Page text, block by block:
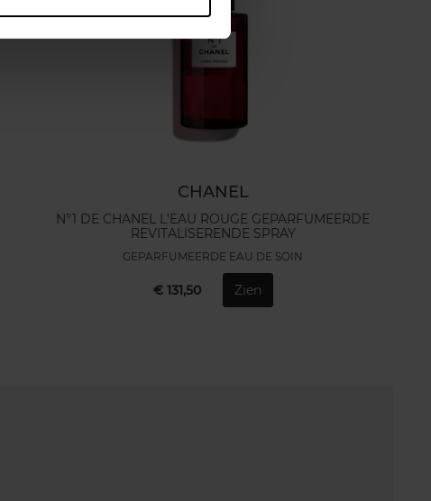
CHANEL
N°1 DE CHANEL L'EAU ROUGE GEPARFUMEERDE
REVITALISERENDE SPRAY
GEPARFUMEERDE EAU DE SOIN
€ 131,50 Zien